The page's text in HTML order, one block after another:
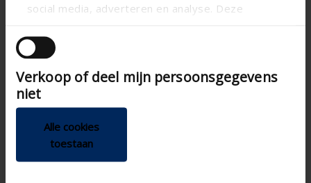
social media, adverteren en analyse. Deze
andere informatie die u aan ze heeft verstrekt of
die ze hebben verzameld op basis van uw gebruik
van hun services.
Verkoop of deel mijn persoonsgegevens
niet
Alle cookies
toestaan
Technische Spezifikationen
Position control
Control